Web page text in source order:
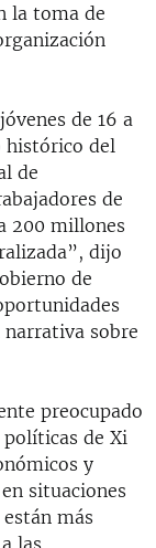
la toma de
de 16 a
histórico del
de
de
200 millones
dijo
de
sobre
preocupado
de Xi
y
situaciones
más
las